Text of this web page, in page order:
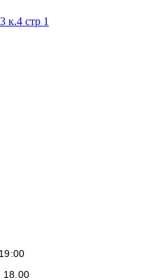
к.4 стр 1
вашем